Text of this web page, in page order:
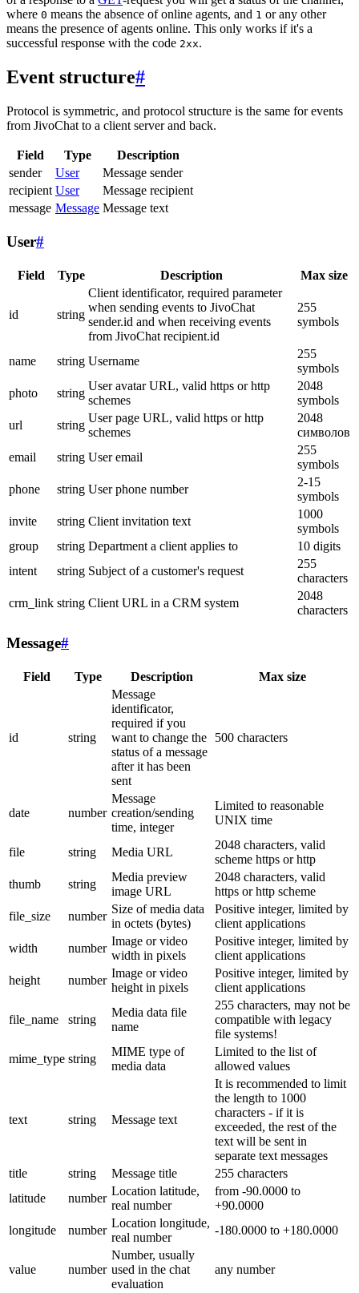
where 0 means the absence of online agents, and 1 or any other
means the presence of agents online. This only works if it's a
successful response with the code 2xx.
Event structure#
Protocol is symmetric, and protocol structure is the same for events
from JivoChat to a client server and back.
Field Type
Description
sender
User
Message sender
recipient User
Message recipient
message Message Message text
User#
Field Type Description Max size
id string
Client identificator, required parameter
when sending events to JivoChat
sender.id and when receiving events
from JivoChat recipient.id
255
symbols
name string Username
255
symbols
photo
string
User avatar URL, valid https or http
schemes
2048
symbols
url
string
User page URL, valid https or http
schemes
2048
символов
email
string User email
255
symbols
phone
string User phone number
2-15
symbols
invite
string Client invitation text
1000
symbols
group
string Department a client applies to
10 digits
intent
string Subject of a customer's request
255
characters
crm_link string Client URL in a CRM system
2048
characters
Message#
Field Type Description Max size
id string
Message
identificator,
required if you
want to change the
status of a message
after it has been
sent
500 characters
date number
Message
creation/sending
time, integer
Limited to reasonable
UNIX time
file string Media URL
2048 characters, valid
scheme https or http
thumb
string
Media preview
image URL
2048 characters, valid
https or http scheme
file_size
number
Size of media data
in octets (bytes)
Positive integer, limited by
client applications
width
number
Image or video
width in pixels
Positive integer, limited by
client applications
height
number
Image or video
height in pixels
Positive integer, limited by
client applications
file_name string
Media data file
name
255 characters, may not be
compatible with legacy
file systems!
mime_type string
MIME type of
media data
Limited to the list of
allowed values
text string Message text
It is recommended to limit
the length to 1000
characters - if it is
exceeded, the rest of the
text will be sent in
separate text messages
title
string Message title
255 characters
latitude
number
Location latitude,
real number
from -90.0000 to
+90.0000
longitude
number
Location longitude,
real number
-180.0000 to +180.0000
value number
Number, usually
used in the chat
evaluation
any number